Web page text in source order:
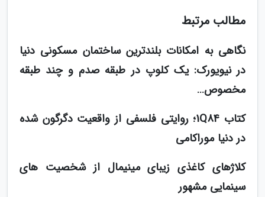
مطالب مرتبط
نگاهی به امکانات بلندترین ساختمان مسکونی دنیا
در نیویورک: یک کلوپ در طبقه صدم و چند طبقه
مخصوص…
کتاب 1Q84؛ روایتی فلسفی از واقعیت دگرگون شده
در دنیا موراکامی
کلاژهای کاغذی زیبای مینیمال از شخصیت های
سینمایی مشهور